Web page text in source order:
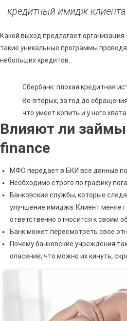
кредитный имидж
Какой выход предлагает
такие уникальные программы
небольших кредитов.
Сбербанк: плохая кредитная
Во-вторых, за год до
что умеет копить и у него
Влияют ли
finance
МФО передает в БКИ все данные по
Необходимо строго по графику
Банковские службы, которые
улучшение имиджа. Клиент
ответственно относится к своим
Банк может пересмотреть свое
Почему банковские учреждения
опасение, что можно их кинуть,